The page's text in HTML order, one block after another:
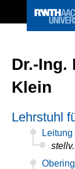
Dr.-Ing.
Klein
Lehrstuhl
Leitung